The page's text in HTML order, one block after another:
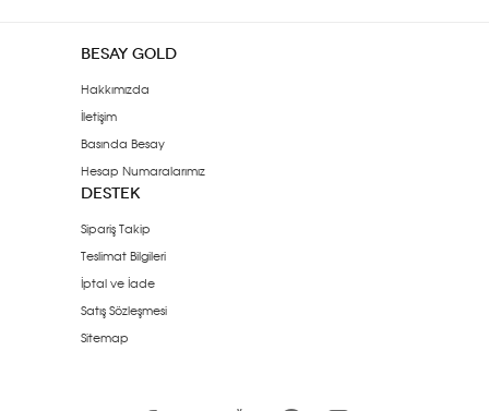
BESAY GOLD
Hakkımızda
İletişim
Basında Besay
Hesap Numaralarımız
DESTEK
Sipariş Takip
Teslimat Bilgileri
İptal ve İade
Satış Sözleşmesi
Sitemap